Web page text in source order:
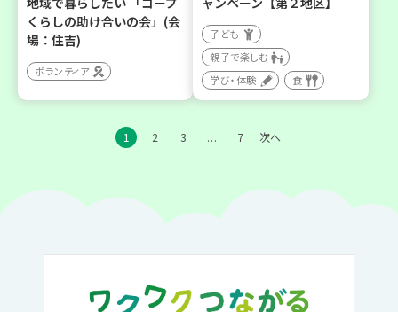
くらしの助け合いの会」(会
場：住吉)
ボランティア
子ども
親子で楽しむ
学び・体験
食
1 2 3 … 7 次へ